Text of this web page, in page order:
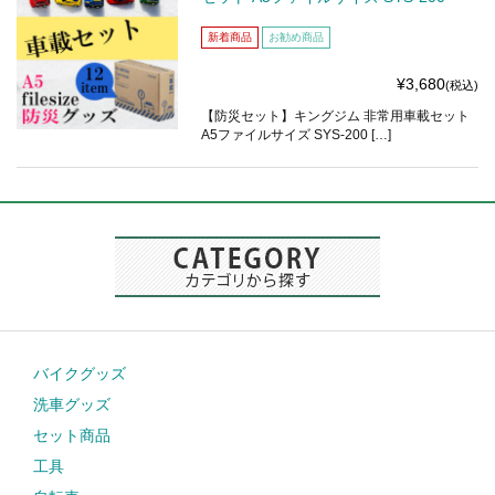
新着商品 お勧め商品
¥3,680(税込)
【防災セット】キングジム 非常用車載セット
A5ファイルサイズ SYS-200 […]
バイクグッズ
洗車グッズ
セット商品
工具